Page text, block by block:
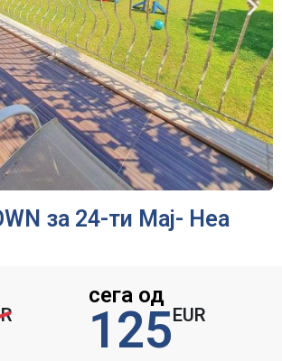
за 24-ти Мај- Неа
сега од
125 EUR